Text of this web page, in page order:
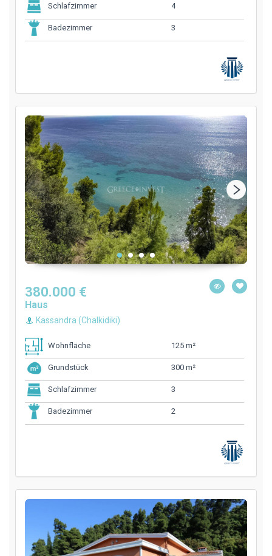
Schlafzimmer 4
Badezimmer 3
380.000 €
Haus
Kassandra (Chalkidiki)
Wohnfläche 125 m²
Grundstück 300 m²
Schlafzimmer 3
Badezimmer 2